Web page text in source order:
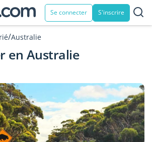
Se connecter S'inscrire
/Australie
en Australie